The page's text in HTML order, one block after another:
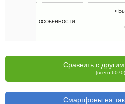
ОСОБЕННОСТИ
•
Сравнить с
(всего 6070)
Смартфоны на